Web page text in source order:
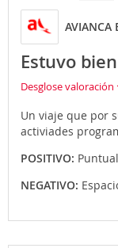
Estuvo bien
Desglose valoración
Un viaje que por
activiades
POSITIVO:
NEGATIVO: